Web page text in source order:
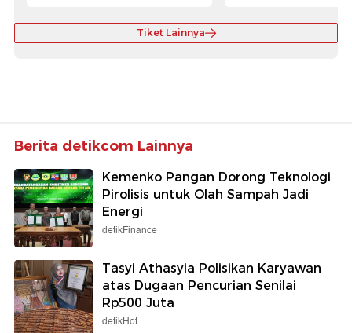
Tiket Lainnya
Berita detikcom Lainnya
Kemenko Pangan Dorong Teknologi
Pirolisis untuk Olah Sampah Jadi
Energi
detikFinance
Tasyi Athasyia Polisikan Karyawan
atas Dugaan Pencurian Senilai
Rp500 Juta
detikHot